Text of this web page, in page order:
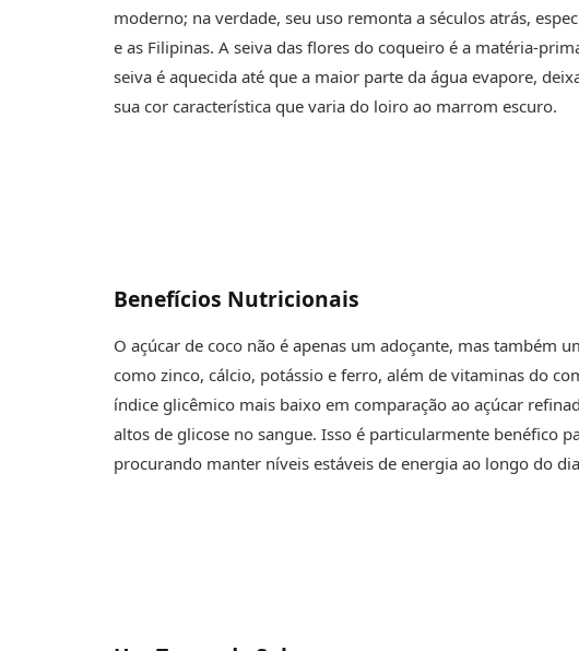
moderno; na verdade, seu uso remonta a séculos atrás,
e as Filipinas. A seiva das flores do coqueiro é a matéria-
seiva é aquecida até que a maior parte da água evapore,
sua cor característica que varia do loiro ao marrom escuro.
Benefícios Nutricionais
O açúcar de coco não é apenas um adoçante, mas também
como zinco, cálcio, potássio e ferro, além de vitaminas do
índice glicêmico mais baixo em comparação ao açúcar
altos de glicose no sangue. Isso é particularmente benéfico
procurando manter níveis estáveis de energia ao longo do